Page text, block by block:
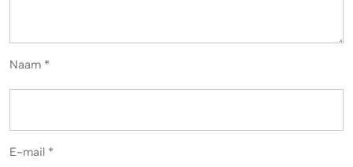
Naam *
E-mail *